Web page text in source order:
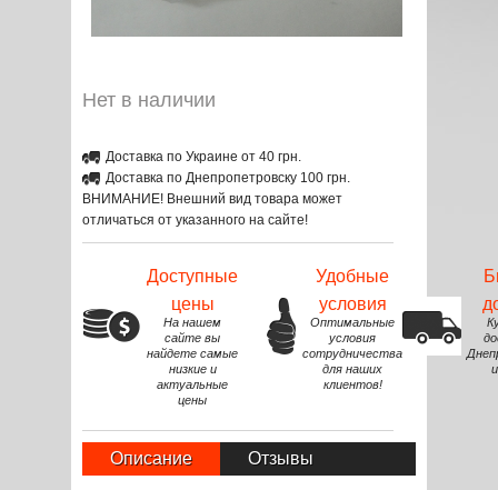
Нет в наличии
Доставка по Украине от 40 грн.
Доставка по Днепропетровску 100 грн.
ВНИМАНИЕ! Внешний вид товара может
отличаться от указанного на сайте!
Доступные
цены
На нашем
сайте вы
найдете самые
низкие и
актуальные
цены
Удобные
условия
Оптимальные
условия
сотрудничества
для наших
клиентов!
Описание Отзывы